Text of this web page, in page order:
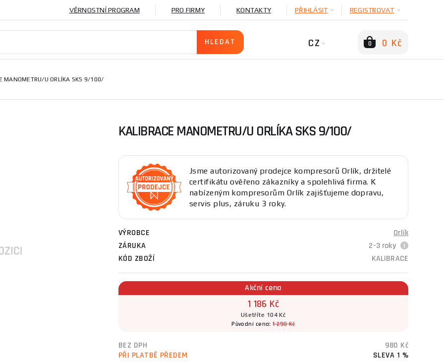
VĚRNOSTNÍ PROGRAM PRO FIRMY KONTAKTY PŘIHLÁSIT REGISTROVAT
CZ 0 0 Kč
MANOMETRU/U ORLÍKA SKS 9/100/
KALIBRACE MANOMETRU/U ORLÍKA SKS 9/100/
Jsme autorizovaný prodejce kompresorů Orlík, držitelé
certifikátu ověřeno zákazníky a spolehlivá firma. K
nabízeným kompresorům Orlík zajišťujeme dopravu,
servis plus, záruku 3 roky.
VÝROBCE
Orlík
ZÁRUKA
2-3 roky
KÓD ZBOŽÍ
KALIBRACE
Akční cena
1 186 Kč
Ušetříte 104 Kč
Původní cena:1 290 Kč
BEZ DPH
980 Kč
PŘI PLATBĚ PŘEDEM
SLEVA 1 %